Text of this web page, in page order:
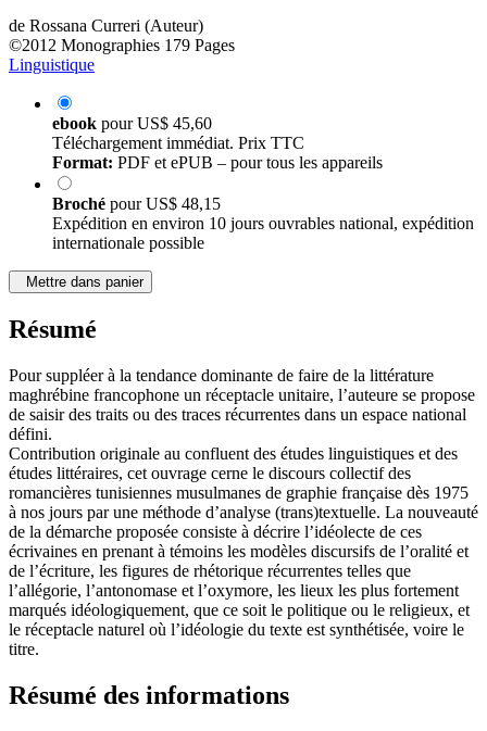
de Rossana Curreri (Auteur)
©2012 Monographies 179 Pages
Linguistique
ebook pourUS$ 45,60
Téléchargement immédiat. Prix TTC
Format: PDF et ePUB – pour tous les appareils
Broché pourUS$ 48,15
Expédition en environ 10 jours ouvrables national, expédition
internationale possible
Mettre dans panier
Résumé
Pour suppléer à la tendance dominante de faire de la littérature
maghrébine francophone un réceptacle unitaire, l’auteure se propose
de saisir des traits ou des traces récurrentes dans un espace national
défini.
Contribution originale au confluent des études linguistiques et des
études littéraires, cet ouvrage cerne le discours collectif des
romancières tunisiennes musulmanes de graphie française dès 1975
à nos jours par une méthode d’analyse (trans)textuelle. La nouveauté
de la démarche proposée consiste à décrire l’idéolecte de ces
écrivaines en prenant à témoins les modèles discursifs de l’oralité et
de l’écriture, les figures de rhétorique récurrentes telles que
l’allégorie, l’antonomase et l’oxymore, les lieux les plus fortement
marqués idéologiquement, que ce soit le politique ou le religieux, et
le réceptacle naturel où l’idéologie du texte est synthétisée, voire le
titre.
Résumé des informations